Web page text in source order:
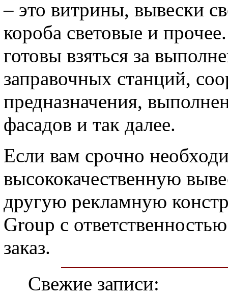
– это витрины, вывески
короба световые и
готовы взяться за
заправочных станций,
предназначения,
фасадов и так далее.
Если вам срочно
высококачественную
другую рекламную
Group с
заказ.
Свежие записи: